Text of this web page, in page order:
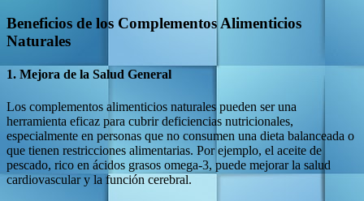
Beneficios de los Complementos Alimenticios
Naturales
1. Mejora de la Salud General
Los complementos alimenticios naturales pueden ser una
herramienta eficaz para cubrir deficiencias nutricionales,
especialmente en personas que no consumen una dieta balanceada o
que tienen restricciones alimentarias. Por ejemplo, el aceite de
pescado, rico en ácidos grasos omega-3, puede mejorar la salud
cardiovascular y la función cerebral.